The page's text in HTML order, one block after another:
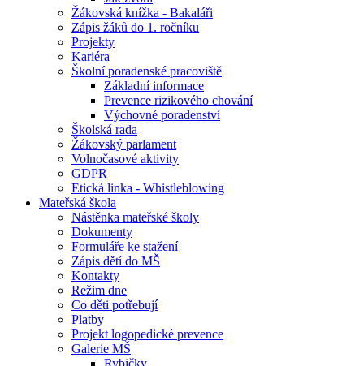
Žákovská knížka - Bakaláři
Zápis žáků do 1. ročníku
Projekty
Kariéra
Školní poradenské pracoviště
Základní informace
Prevence rizikového chování
Výchovné poradenství
Školská rada
Žákovský parlament
Volnočasové aktivity
GDPR
Etická linka - Whistleblowing
Mateřská škola
Nástěnka mateřské školy
Dokumenty
Formuláře ke stažení
Zápis dětí do MŠ
Kontakty
Režim dne
Co děti potřebují
Platby
Projekt logopedické prevence
Galerie MŠ
Rybičky